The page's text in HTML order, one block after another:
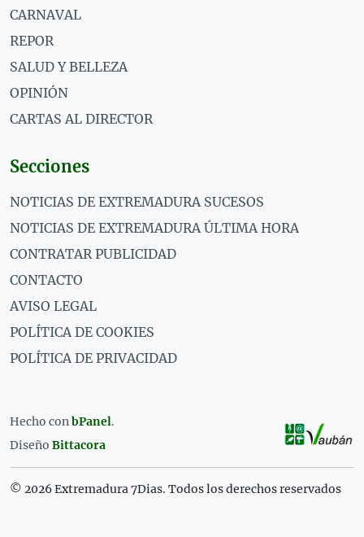
CARNAVAL
REPOR
SALUD Y BELLEZA
OPINIÓN
CARTAS AL DIRECTOR
Secciones
NOTICIAS DE EXTREMADURA SUCESOS
NOTICIAS DE EXTREMADURA ÚLTIMA HORA
CONTRATAR PUBLICIDAD
CONTACTO
AVISO LEGAL
POLÍTICA DE COOKIES
POLÍTICA DE PRIVACIDAD
Hecho conbPanel.
Diseño Bittacora
© 2026 Extremadura 7Dias. Todos los derechos reservados